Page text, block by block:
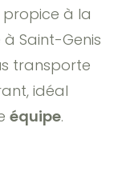
à la
Saint-Genis
transporte
idéal
équipe.